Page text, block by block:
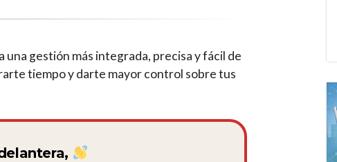
una gestión más integrada, precisa y fácil de
tiempo y darte mayor control sobre tus